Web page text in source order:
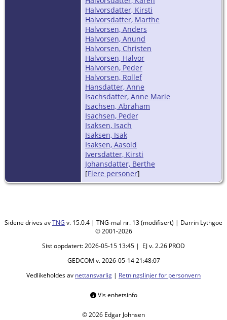
Halvorsdatter, Kirsti
Halvorsdatter, Marthe
Halvorsen, Anders
Halvorsen, Anund
Halvorsen, Christen
Halvorsen, Halvor
Halvorsen, Peder
Halvorsen, Rollef
Hansdatter, Anne
Isachsdatter, Anne Marie
Isachsen, Abraham
Isachsen, Peder
Isaksen, Isach
Isaksen, Isak
Isaksen, Aasold
Iversdatter, Kirsti
Johansdatter, Berthe
[Flere personer]
Sidene drives avTNG v. 15.0.4 | TNG-mal nr. 13 (modifisert) | Darrin Lythgoe
© 2001-2026
Sist oppdatert: 2026-05-15 13:45 | EJ v. 2.26 PROD
GEDCOM v. 2026-05-14 21:48:07
Vedlikeholdes av nettansvarlig | Retningslinjer for personvern
Vis enhetsinfo
© 2026 Edgar Johnsen